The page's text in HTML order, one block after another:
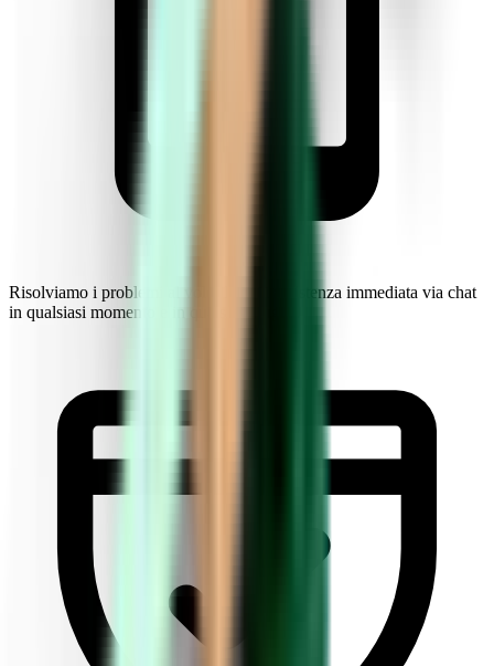
Risolviamo i problemi al volo. Ricevi assistenza immediata via chat
in qualsiasi momento e in qualsiasi lingua.